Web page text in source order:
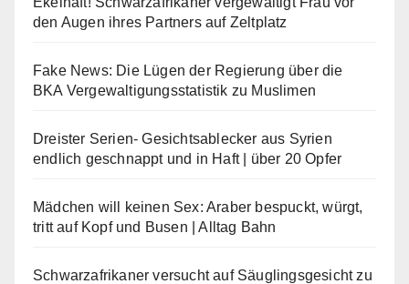
den Augen ihres Partners auf Zeltplatz
Fake News: Die Lügen der Regierung über die
BKA Vergewaltigungsstatistik zu Muslimen
Dreister Serien- Gesichtsablecker aus Syrien
endlich geschnappt und in Haft | über 20 Opfer
Mädchen will keinen Sex: Araber bespuckt, würgt,
tritt auf Kopf und Busen | Alltag Bahn
Schwarzafrikaner versucht auf Säuglingsgesicht zu